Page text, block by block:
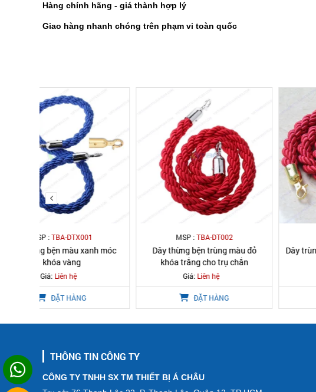
Hàng chính hãng - giá thành hợp lý
Giao hàng nhanh chóng trên phạm vi toàn quốc
MSP :
Dây thừng bện trùng màu đỏ
khóa trắng cho trụ chắn
MSP :
Dây trùng màu đỏ móc khóa vàng
cho trụ chắn
THÔNG TIN CÔNG TY
CÔNG TY TNHH SX TM THIẾT BỊ Á CHÂU